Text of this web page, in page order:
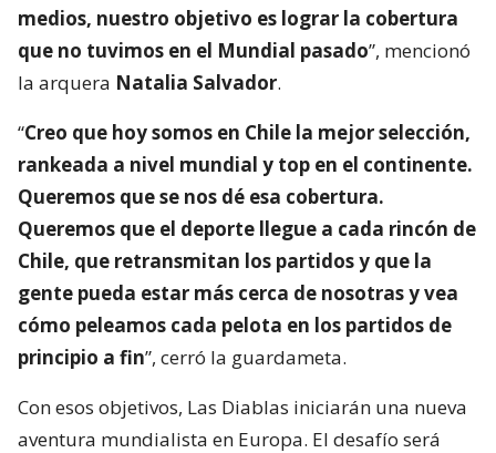
medios, nuestro objetivo es lograr la cobertura
que no tuvimos en el Mundial pasado”, mencionó
la arquera Natalia Salvador.
“Creo que hoy somos en Chile la mejor selección,
rankeada a nivel mundial y top en el continente.
Queremos que se nos dé esa cobertura.
Queremos que el deporte llegue a cada rincón de
Chile, que retransmitan los partidos y que la
gente pueda estar más cerca de nosotras y vea
cómo peleamos cada pelota en los partidos de
principio a fin”, cerró la guardameta.
Con esos objetivos, Las Diablas iniciarán una nueva
aventura mundialista en Europa. El desafío será